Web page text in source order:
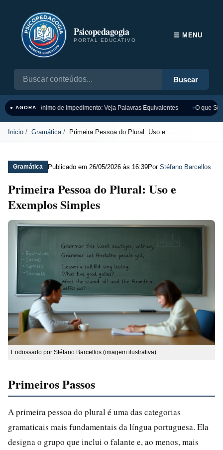
Psicopedagogia
PORTAL EDUCATIVO
Buscar
☰ MENU
● AGORASinônimo de Impedimento: Veja Palavras Equivalentes O que
Inicio Gramática Primeira Pessoa do Plural: Uso e ...
Gramática Publicado em 26/05/2026 às 16:39Por Stéfano Barcellos
Primeira Pessoa do Plural: Uso e
Exemplos Simples
Endossado por Stéfano Barcellos (imagem ilustrativa)
Primeiros Passos
A primeira pessoa do plural é uma das categorias
gramaticais mais fundamentais da língua portuguesa. Ela
designa o grupo que inclui o falante e, ao menos, mais